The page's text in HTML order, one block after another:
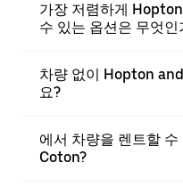
가장 저렴하게
수 있는 옵션은 무엇인
차량 없이 Hopton
요?
에서 차량을 렌트할
Coton?